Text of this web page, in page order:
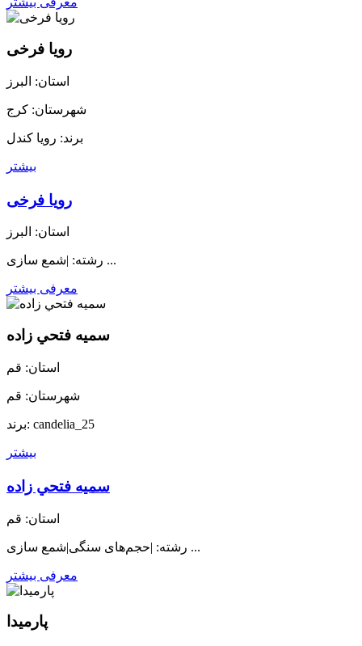
رویا فرخی
استان: البرز
شهرستان: کرج
برند: رویا کندل
بیشتر
رویا فرخی
استان: البرز
رشته: |شمع سازی ...
معرفی بیشتر
سميه فتحي زاده
استان: قم
شهرستان: قم
برند: candelia_25
بیشتر
سميه فتحي زاده
استان: قم
رشته: |حجم‌های سنگی|شمع سازی ...
معرفی بیشتر
پارمیدا